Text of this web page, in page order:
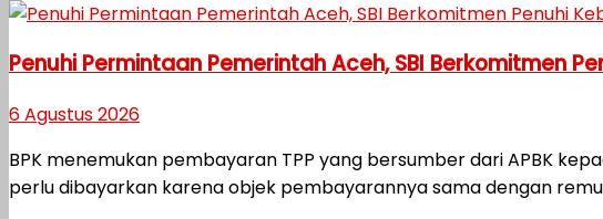
Penuhi Permintaan Pemerintah Aceh, SBI Berkomitmen
6 Agustus 2026
BPK menemukan pembayaran TPP yang bersumber dari APBK
perlu dibayarkan karena objek pembayarannya sama dengan